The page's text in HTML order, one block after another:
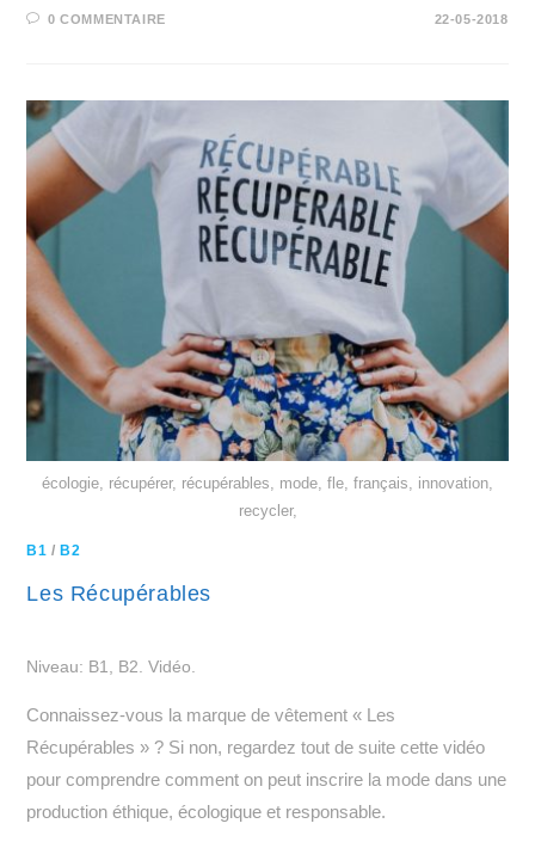
0 COMMENTAIRE 22-05-2018
écologie, récupérer, récupérables, mode, fle, français, innovation,
recycler,
B1 / B2
Les Récupérables
Niveau: B1, B2. Vidéo.
Connaissez-vous la marque de vêtement « Les
Récupérables » ? Si non, regardez tout de suite cette vidéo
pour comprendre comment on peut inscrire la mode dans une
production éthique, écologique et responsable.